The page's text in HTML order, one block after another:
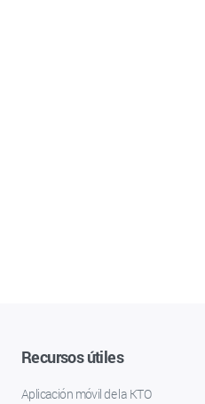
Recursos útiles
Aplicación móvil de la KTO